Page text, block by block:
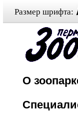
Размер шрифта:
О